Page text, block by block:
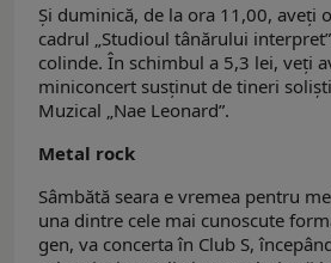
Şi duminică, de la ora 11,00, aveţi
cadrul „Studioul tânărului
colinde. În schimbul a 5,3 lei, veţi
miniconcert susţinut de tineri
Muzical „Nae Leonard”.
Metal rock
Sâmbătă seara e vremea pentru
una dintre cele mai cunoscute
gen, va concerta în Club S,